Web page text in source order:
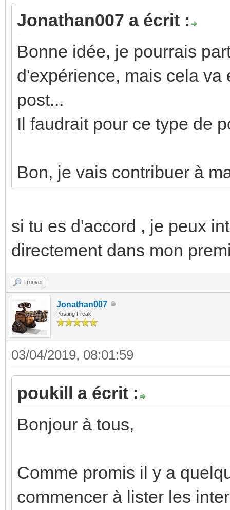
Jonathan007 a écrit :
Bonne idée, je pourrais
d'expérience, mais cela
post...
Il faudrait pour ce type de
Bon, je vais contribuer à
si tu es d'accord , je peux
directement dans mon
Trouver
Jonathan007
Posting Freak
03/04/2019, 08:01:59
poukill a écrit :
Bonjour à tous,
Comme promis il y a
commencer à lister les